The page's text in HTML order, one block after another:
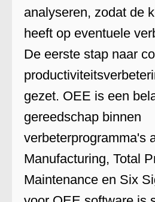
analyseren, zodat de
heeft op eventuele
De eerste stap naar
gezet. OEE is een
gereedschap binnen
verbeterprogramma's
Manufacturing, Total
Maintenance en Six